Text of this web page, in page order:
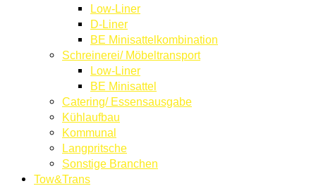
Low-Liner
D-Liner
BE Minisattelkombination
Schreinerei/ Möbeltransport
Low-Liner
BE Minisattel
Catering/ Essensausgabe
Kühlaufbau
Kommunal
Langpritsche
Sonstige Branchen
Tow&Trans